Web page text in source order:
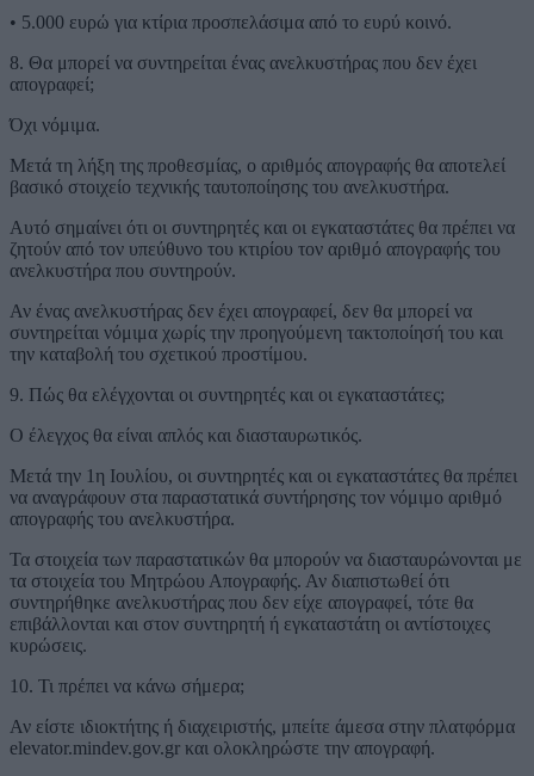
• 5.000 ευρώ για κτίρια προσπελάσιμα από το ευρύ κοινό.
8. Θα μπορεί να συντηρείται ένας ανελκυστήρας που δεν έχει
απογραφεί;
Όχι νόμιμα.
Μετά τη λήξη της προθεσμίας, ο αριθμός απογραφής θα αποτελεί
βασικό στοιχείο τεχνικής ταυτοποίησης του ανελκυστήρα.
Αυτό σημαίνει ότι οι συντηρητές και οι εγκαταστάτες θα πρέπει να
ζητούν από τον υπεύθυνο του κτιρίου τον αριθμό απογραφής του
ανελκυστήρα που συντηρούν.
Αν ένας ανελκυστήρας δεν έχει απογραφεί, δεν θα μπορεί να
συντηρείται νόμιμα χωρίς την προηγούμενη τακτοποίησή του και
την καταβολή του σχετικού προστίμου.
9. Πώς θα ελέγχονται οι συντηρητές και οι εγκαταστάτες;
Ο έλεγχος θα είναι απλός και διασταυρωτικός.
Μετά την 1η Ιουλίου, οι συντηρητές και οι εγκαταστάτες θα πρέπει
να αναγράφουν στα παραστατικά συντήρησης τον νόμιμο αριθμό
απογραφής του ανελκυστήρα.
Τα στοιχεία των παραστατικών θα μπορούν να διασταυρώνονται με
τα στοιχεία του Μητρώου Απογραφής. Αν διαπιστωθεί ότι
συντηρήθηκε ανελκυστήρας που δεν είχε απογραφεί, τότε θα
επιβάλλονται και στον συντηρητή ή εγκαταστάτη οι αντίστοιχες
κυρώσεις.
10. Τι πρέπει να κάνω σήμερα;
Αν είστε ιδιοκτήτης ή διαχειριστής, μπείτε άμεσα στην πλατφόρμα
elevator.mindev.gov.gr και ολοκληρώστε την απογραφή.